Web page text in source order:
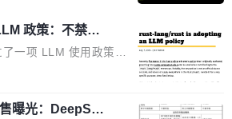
力、设备适配、芯片适
兼容性测评及统一互联
战交流，帮助企业进一
服务相关。 Git
讨论中贴出了一组数
commit。现在，每周
亿次。GitHub...
Model（RLM）和 C
AGI 3 基准测试
5 的组合达到了 95.
了 ARC 报告的人类专
个 coding agent 包装
市面上大多数 coding
政策：不禁
码不是你写的
一项 LLM 使用政策，
仓库的代码贡献。这不
目前由五个团队采纳，
中关于 AI 辅助贡献最
曝光：DeepSe